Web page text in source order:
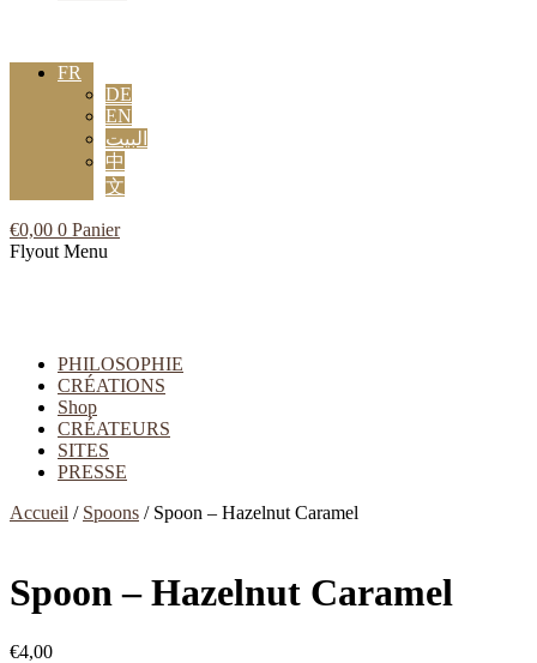
FR
DE
EN
البيت
中
文
€0,00 0 Panier
Flyout Menu
PHILOSOPHIE
CRÉATIONS
Shop
CRÉATEURS
SITES
PRESSE
Accueil / Spoons / Spoon – Hazelnut Caramel
Spoon – Hazelnut Caramel
€4,00